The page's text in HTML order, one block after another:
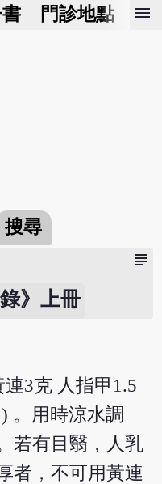
門診地點 預
menu
搜尋
subject
》上冊
3克 人指甲1.5
。用時涼水調
若有目翳，人乳
者，不可用黃連